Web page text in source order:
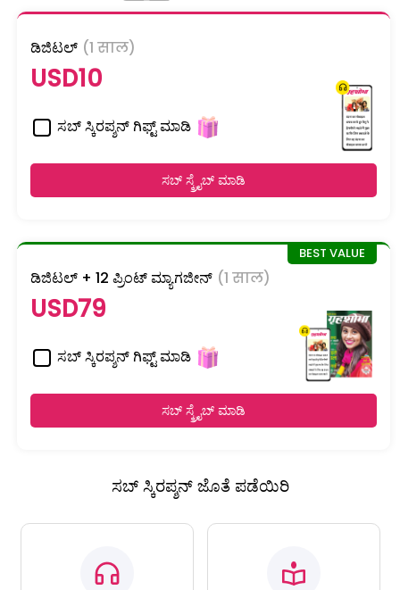
ಡಿಜಿಟಲ್ (1 साल)
USD10
ಸಬ್ ಸ್ಕಿರಪ್ಶನ್ ಗಿಫ್ಟ್ ಮಾಡಿ
ಸಬ್ ಸ್ಕ್ರೈಬ್ ಮಾಡಿ
ಡಿಜಿಟಲ್ + 12 ಪ್ರಿಂಟ್ ಮ್ಯಾಗಜೀನ್ (1 साल)
USD79
ಸಬ್ ಸ್ಕಿರಪ್ಶನ್ ಗಿಫ್ಟ್ ಮಾಡಿ
ಸಬ್ ಸ್ಕ್ರೈಬ್ ಮಾಡಿ
ಸಬ್ ಸ್ಕಿರಪ್ಶನ್ ಜೊತೆ ಪಡೆಯಿರಿ